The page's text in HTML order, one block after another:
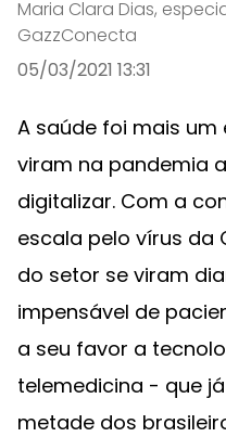
Maria Clara Dias,
GazzConecta
05/03/2021 13:31
A saúde foi mais
viram na pandemia
digitalizar. Com a
escala pelo vírus da
do setor se viram
impensável de
a seu favor a
telemedicina - que
metade dos